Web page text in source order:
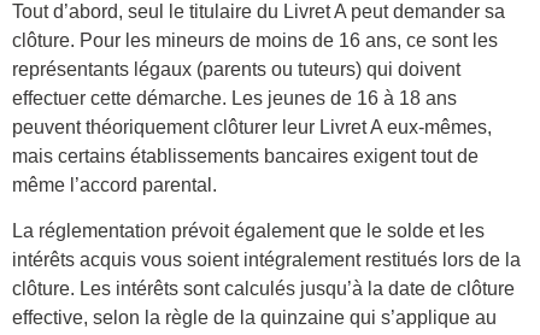
Tout d’abord, seul le titulaire du Livret A peut demander sa
clôture. Pour les mineurs de moins de 16 ans, ce sont les
représentants légaux (parents ou tuteurs) qui doivent
effectuer cette démarche. Les jeunes de 16 à 18 ans
peuvent théoriquement clôturer leur Livret A eux-mêmes,
mais certains établissements bancaires exigent tout de
même l’accord parental.
La réglementation prévoit également que le solde et les
intérêts acquis vous soient intégralement restitués lors de la
clôture. Les intérêts sont calculés jusqu’à la date de clôture
effective, selon la règle de la quinzaine qui s’applique au